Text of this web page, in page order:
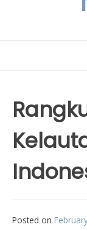
Posted on